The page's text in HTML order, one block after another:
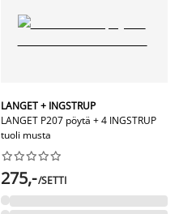
LANGET + INGSTRUP
LANGET P207 pöytä + 4 INGSTRUP
tuoli musta






275,-/SETTI